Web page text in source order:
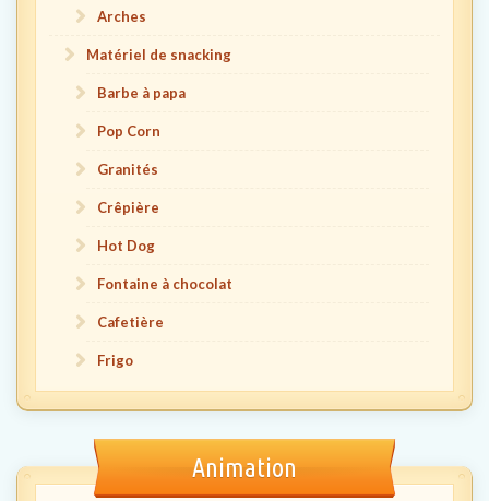
Arches
Matériel de snacking
Barbe à papa
Pop Corn
Granités
Crêpière
Hot Dog
Fontaine à chocolat
Cafetière
Frigo
Animation